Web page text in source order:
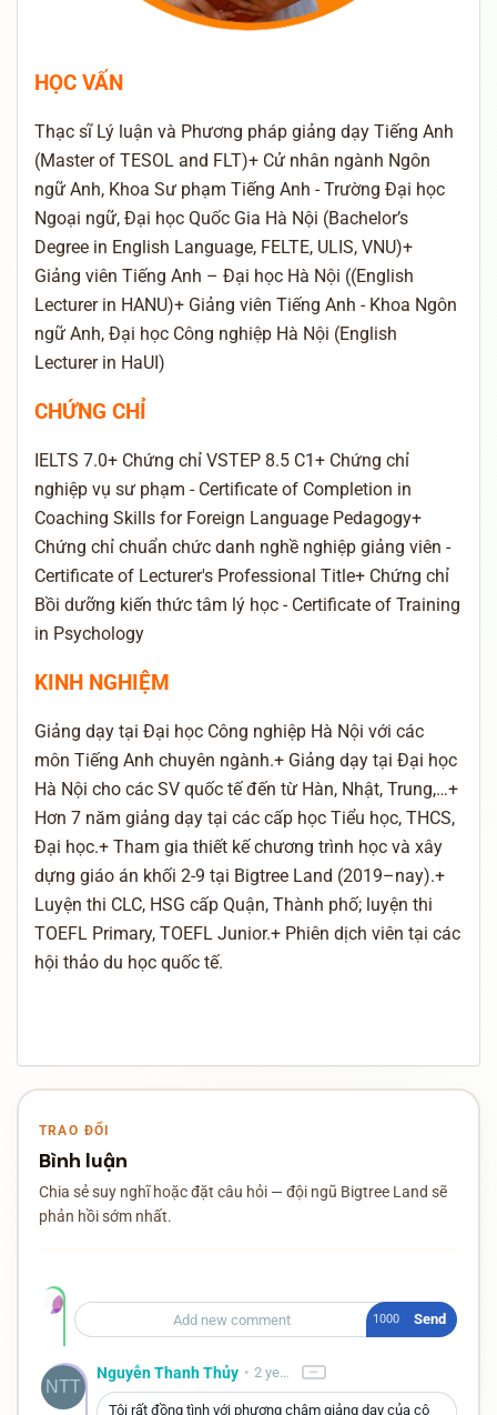
HỌC VẤN
Thạc sĩ Lý luận và Phương pháp giảng dạy Tiếng Anh
(Master of TESOL and FLT)+ Cử nhân ngành Ngôn
ngữ Anh, Khoa Sư phạm Tiếng Anh - Trường Đại học
Ngoại ngữ, Đại học Quốc Gia Hà Nội (Bachelor’s
Degree in English Language, FELTE, ULIS, VNU)+
Giảng viên Tiếng Anh – Đại học Hà Nội ((English
Lecturer in HANU)+ Giảng viên Tiếng Anh - Khoa Ngôn
ngữ Anh, Đại học Công nghiệp Hà Nội (English
Lecturer in HaUI)
CHỨNG CHỈ
IELTS 7.0+ Chứng chỉ VSTEP 8.5 C1+ Chứng chỉ
nghiệp vụ sư phạm - Certificate of Completion in
Coaching Skills for Foreign Language Pedagogy+
Chứng chỉ chuẩn chức danh nghề nghiệp giảng viên -
Certificate of Lecturer's Professional Title+ Chứng chỉ
Bồi dưỡng kiến thức tâm lý học - Certificate of Training
in Psychology
KINH NGHIỆM
Giảng dạy tại Đại học Công nghiệp Hà Nội với các
môn Tiếng Anh chuyên ngành.+ Giảng dạy tại Đại học
Hà Nội cho các SV quốc tế đến từ Hàn, Nhật, Trung,…+
Hơn 7 năm giảng dạy tại các cấp học Tiểu học, THCS,
Đại học.+ Tham gia thiết kế chương trình học và xây
dựng giáo án khối 2-9 tại Bigtree Land (2019–nay).+
Luyện thi CLC, HSG cấp Quận, Thành phố; luyện thi
TOEFL Primary, TOEFL Junior.+ Phiên dịch viên tại các
hội thảo du học quốc tế.
TRAO ĐỔI
Bình luận
Chia sẻ suy nghĩ hoặc đặt câu hỏi — đội ngũ Bigtree Land sẽ
phản hồi sớm nhất.
Send
1000
NTT
Nguyễn Thanh Thủy • 2 years ago −
Tôi rất đồng tình với phương châm giảng dạy của cô